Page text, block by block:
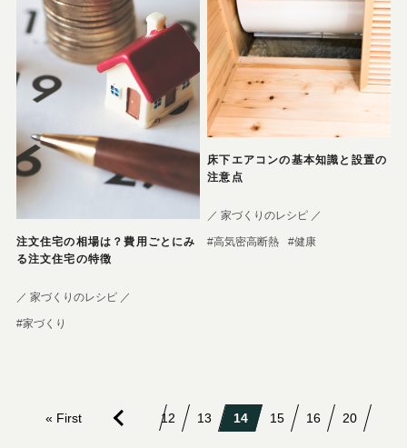
注文住宅の相場は？費用ごとにみ
る注文住宅の特徴
／ 家づくりのレシピ ／
#家づくり
床下エアコンの基本知識と設置の
注意点
／ 家づくりのレシピ ／
#高気密高断熱 #健康
« First 12 13 14 15 16 20